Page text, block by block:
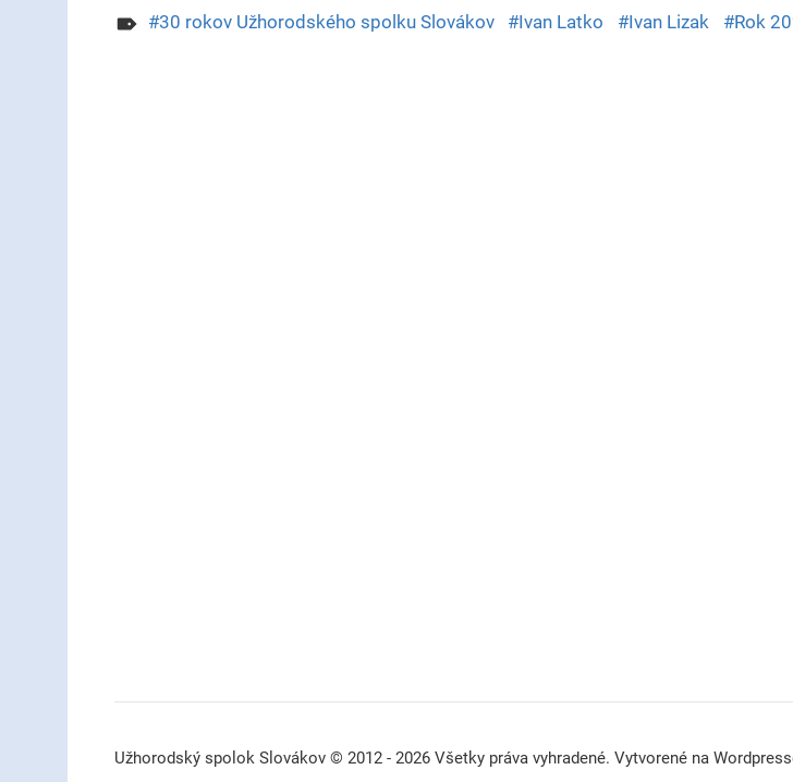
30 rokov Užhorodského spolku Slovákov Ivan Latko Ivan Lizak Rok
Užhorodský spolok Slovákov © 2012 - 2026 Všetky práva vyhradené. Vytvorené na